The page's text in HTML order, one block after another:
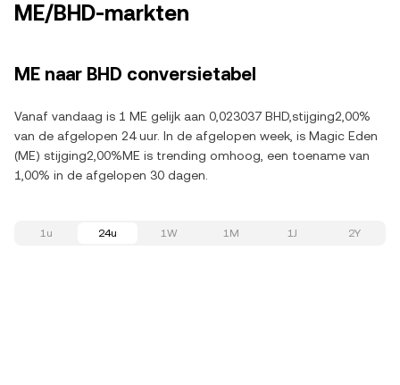
ME/BHD-markten
ME naar BHD conversietabel
Vanaf vandaag is 1 ME gelijk aan 0,023037 BHD,stijging2,00%
van de afgelopen 24 uur. In de afgelopen week, is Magic Eden
(ME) stijging2,00%ME is trending omhoog, een toename van
1,00% in de afgelopen 30 dagen.
1u 24u 1W 1M 1J 2Y